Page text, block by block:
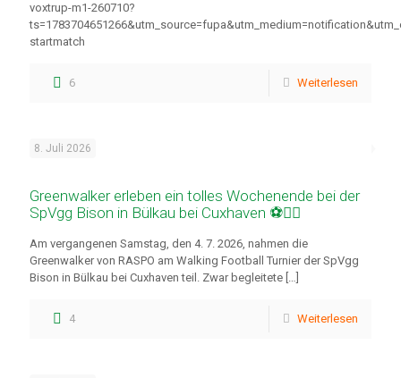
voxtrup-m1-260710?
startmatch
6 Weiterlesen
8. Juli 2026
Greenwalker erleben ein tolles Wochenende bei der
SpVgg Bison in Bülkau bei Cuxhaven ⚽🚶‍♂️
Am vergangenen Samstag, den 4. 7. 2026, nahmen die
Greenwalker von RASPO am Walking Football Turnier der SpVgg
Bison in Bülkau bei Cuxhaven teil. Zwar begleitete […]
4 Weiterlesen